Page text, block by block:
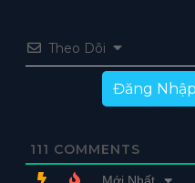
Theo Dõi
Đăng
111 COMMENTS
Mới Nhất